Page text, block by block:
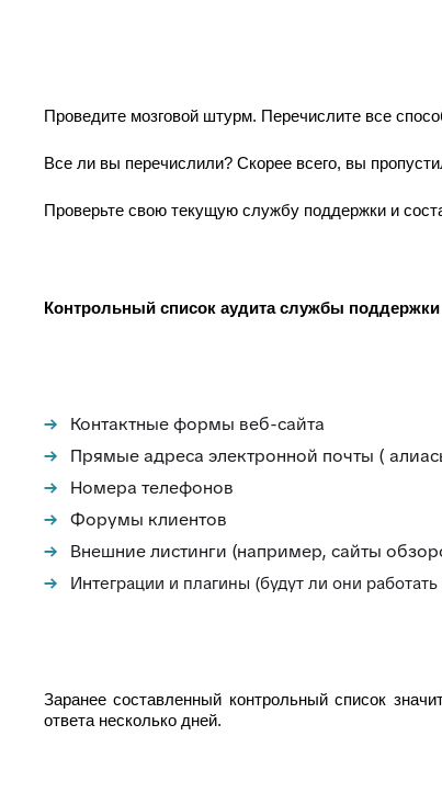
Проведите мозговой штурм. Перечислите все
Все ли вы перечислили? Скорее всего, вы
Проверьте свою текущую службу поддержки и
Контрольный список аудита службы поддержки
Контактные формы веб-сайта
Прямые адреса электронной почты (
Номера телефонов
Форумы клиентов
Внешние листинги (например, сайты
Интеграции и плагины (будут ли они
Заранее составленный контрольный список
ответа несколько дней.